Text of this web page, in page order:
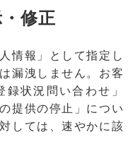
修正
情報」として指定し
漏洩しません。お客
状況問い合わせ」
提供の停止」につい
しては、速やかに該